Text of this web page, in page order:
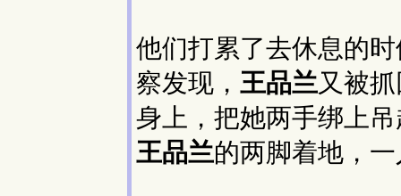
他们打累了去休息的
察发现， 王品兰又被
身上，把她两手绑上
王品兰的两脚着地，